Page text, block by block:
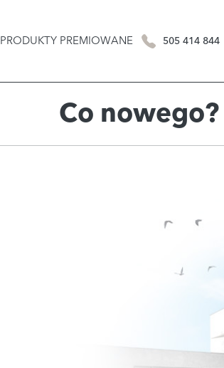
PRODUKTY PREMIOWANE 505 414 844
Co nowego?